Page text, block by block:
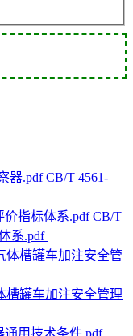
CB/T 4561-
CB/T
系.pdf
槽罐车加注安全管理